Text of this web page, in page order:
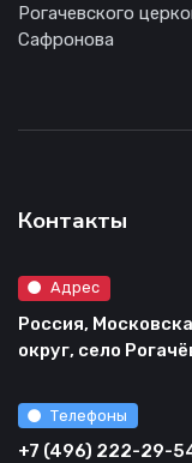
Рогачевского
Сафронова
Контакты
Адрес
Россия,
округ, село
Телефоны
+7 (496) 222-29-